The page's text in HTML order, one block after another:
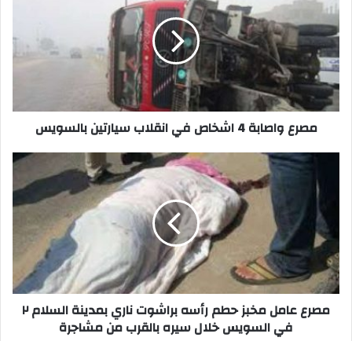
4
اشخاص
في
انقلاب
سيارتين
بالسويس
مصرع واصابة 4 اشخاص في انقلاب سيارتين بالسويس
عامل
حطم
رأسه
براشوت
ناري
بمدينة
السلام
مصرع عامل مخبز حطم رأسه براشوت ناري بمدينة السلام ٢
في السويس خلال سيره بالقرب من مشاجرة